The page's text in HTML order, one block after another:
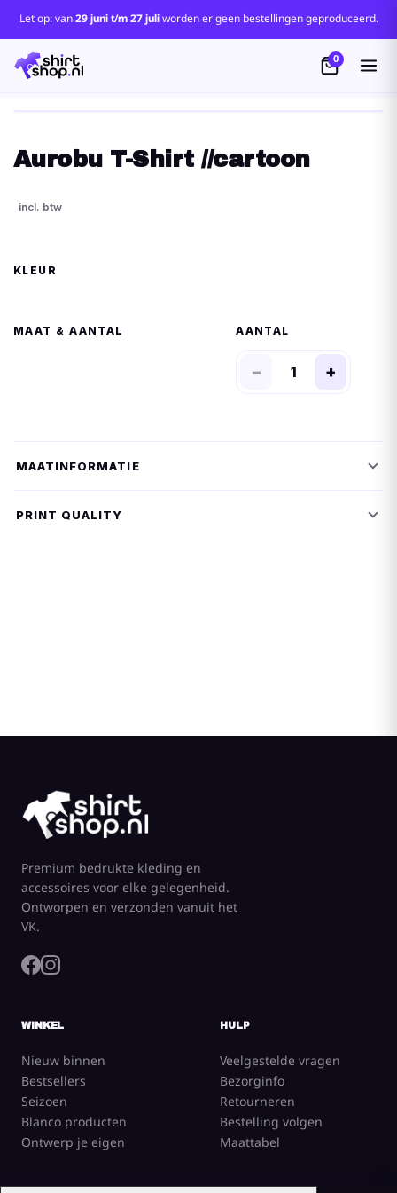
Let op: van29 juni t/m 27 juliworden er geen bestellingen geproduceerd.
0
Aurobu T-Shirt //cartoon
MAAT
− +
MAATINFORMATIE
PRINT QUALITY
Premium bedrukte kleding en
accessoires voor elke gelegenheid.
Ontworpen en verzonden vanuit het
VK.
WINKEL
Nieuw binnen
Bestsellers
Seizoen
Blanco producten
Ontwerp je eigen
HULP
Veelgestelde vragen
Bezorginfo
Retourneren
Bestelling volgen
Maattabel